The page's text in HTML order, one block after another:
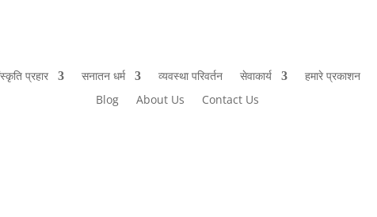
प्रहार सनातन धर्म व्यवस्था परिवर्तन सेवाकार्य हमारे प्रकाशन
Blog
About Us Contact Us